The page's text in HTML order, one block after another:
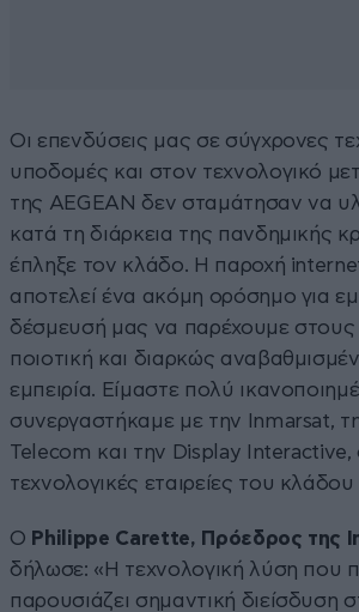
Οι επενδύσεις μας σε σύγχρονες
υποδομές και στον τεχνολογικό
της AEGEAN δεν σταμάτησαν να
κατά τη διάρκεια της πανδημικής
έπληξε τον κλάδο. Η παροχή
αποτελεί ένα ακόμη ορόσημο για
δέσμευσή μας να παρέχουμε στους
ποιοτική και διαρκώς
εμπειρία. Είμαστε πολύ
συνεργαστήκαμε με την Inmarsat,
Telecom και την Display Interactive,
τεχνολογικές εταιρείες του
Ο Philippe Carette, Πρόεδρος της
δήλωσε: «Η τεχνολογική λύση που
παρουσιάζει σημαντική διείσδυση